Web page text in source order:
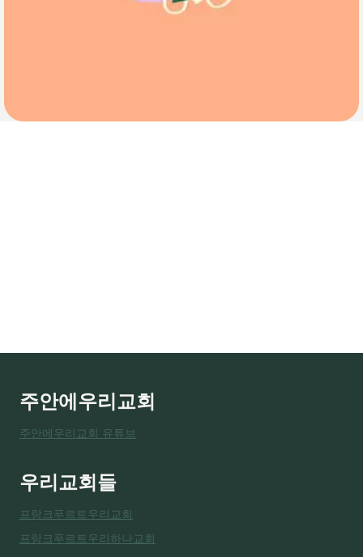
주안에우리교회
주안에우리교회 유튜브
우리교회들
프랑크푸르트우리교회
프랑크푸르트우리하나교회